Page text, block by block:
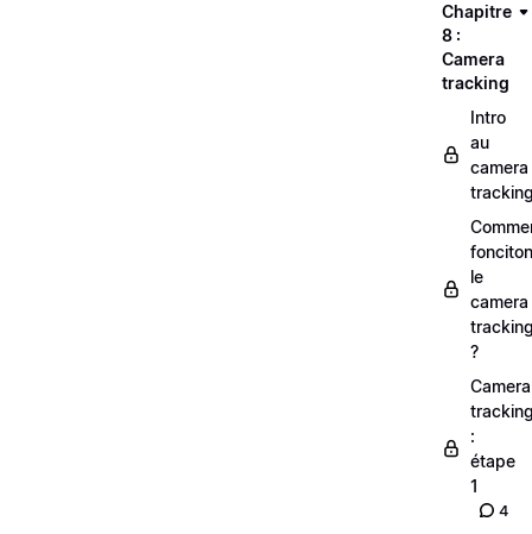
Chapitre
8 :
Camera
tracking
Intro
au
camera
le
camera
?
Camera
:
étape
1
4